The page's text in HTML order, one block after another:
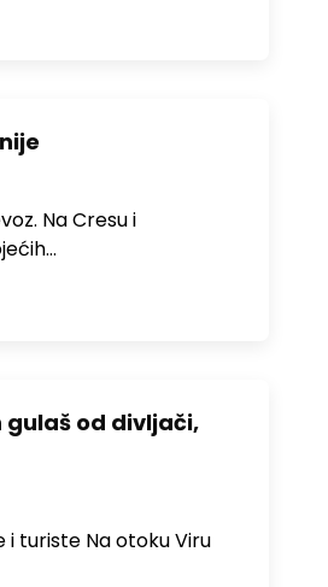
Na Cresu i
od divljači,
i turiste Na otoku Viru